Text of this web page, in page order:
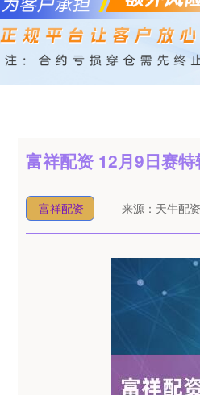
富祥配资 12月9日赛
富祥配资 来源：天牛配资